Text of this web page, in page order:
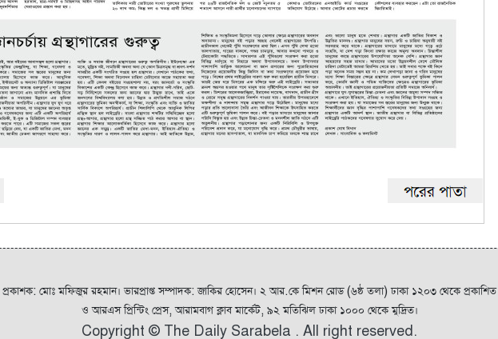
প্রকাশক: মোঃ মফিজুর রহমান। ভারপ্রাপ্ত সম্পাদক: জাকির হোসেন। ২ আর.কে মিশন রোড (৬ষ্ঠ তলা) ঢাকা ১২০৩ থেকে প্রকাশিত
ও আরএস প্রিন্টিং প্রেস, আরামবাগ ক্লাব মার্কেট, ৯২ মতিঝিল ঢাকা ১০০০ থেকে মুদ্রিত।
Copyright © The Daily Sarabela . All right reserved.